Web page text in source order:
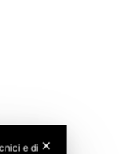
✕
e di